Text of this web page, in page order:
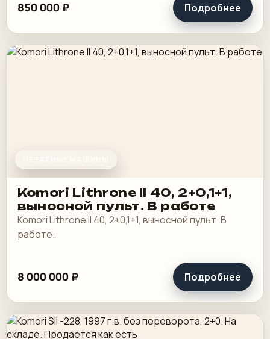
аварии или.
850 000 ₽ Подробнее
Komori Lithrone II 40, 2+0,1+1,
выносной пульт. В работе
Komori Lithrone II 40, 2+0,1+1, выносной пульт. В
работе.
8 000 000 ₽ Подробнее